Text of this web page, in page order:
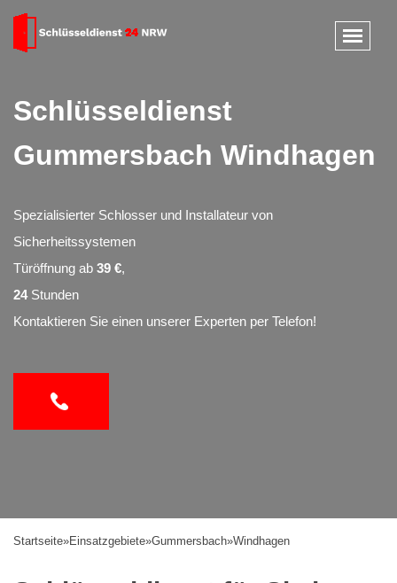
Schlüsseldienst
Gummersbach Windhagen
Spezialisierter Schlosser und Installateur von
Sicherheitssystemen
Türöffnung ab 39 €,
24Stunden
Kontaktieren Sie einen unserer Experten per Telefon!
Startseite»Einsatzgebiete»Gummersbach»Windhagen